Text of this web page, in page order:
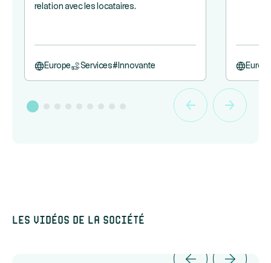
relation avec les locataires.
Europe Services# Innovante
Les vidéos de la société